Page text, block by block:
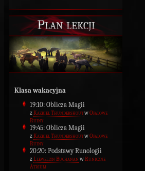
Plan lekcji
Klasa wakacyjna
19:10: Oblicza Magii
zKazbiel ThundershoutwOpalowe
Ruiny
19:45: Oblicza Magii
zKazbiel ThundershoutwOpalowe
Ruiny
20:20: Podstawy Runologii
zLlewellyn Buchanan wRuniczne
Atrium